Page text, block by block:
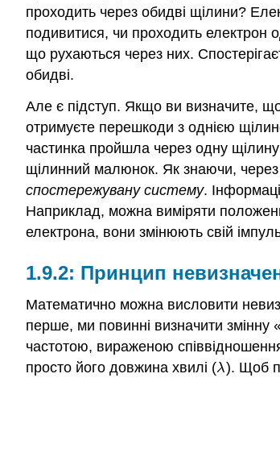
проходить через обидві щілини?
подивитися, чи проходить електрон
що рухаються через них.
обидві.
Але є підступ. Якщо ви визначите,
отримуєте перешкоди з однією
частинка пройшла через одну
щілинний малюнок. Як знаючи, через
спостережувану систему.
Наприклад, можна виміряти
електрона, вони змінюють свій
Принцип
Математично можна висловити
перше, ми повинні визначити змінну
частотою, вираженою
просто його довжина хвилі (λ
λ). Щоб